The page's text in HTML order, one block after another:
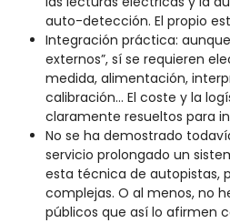
auto-detección. El propio
Integración práctica:
externos”, sí se requieren
medida, alimentación,
calibración… El coste y la
claramente resueltos para
No se ha demostrado
servicio prolongado un
esta técnica de autopistas,
complejas. O al menos, no
públicos que así lo afirmen